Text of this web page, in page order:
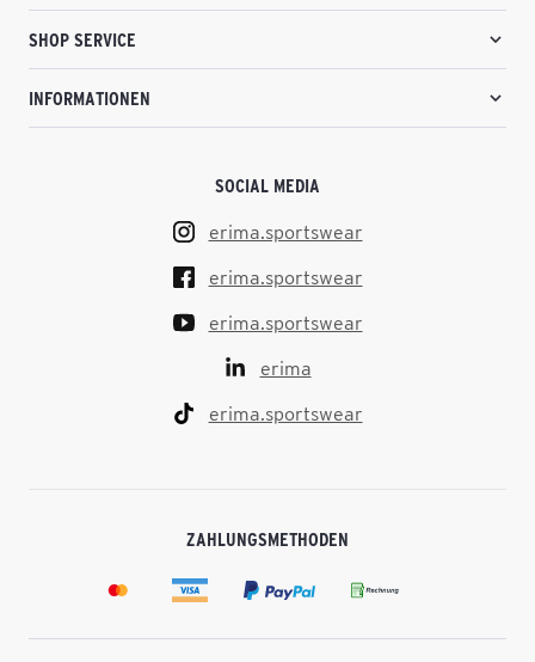
SHOP SERVICE
INFORMATIONEN
SOCIAL MEDIA
erima.sportswear
erima.sportswear
erima.sportswear
erima
erima.sportswear
ZAHLUNGSMETHODEN